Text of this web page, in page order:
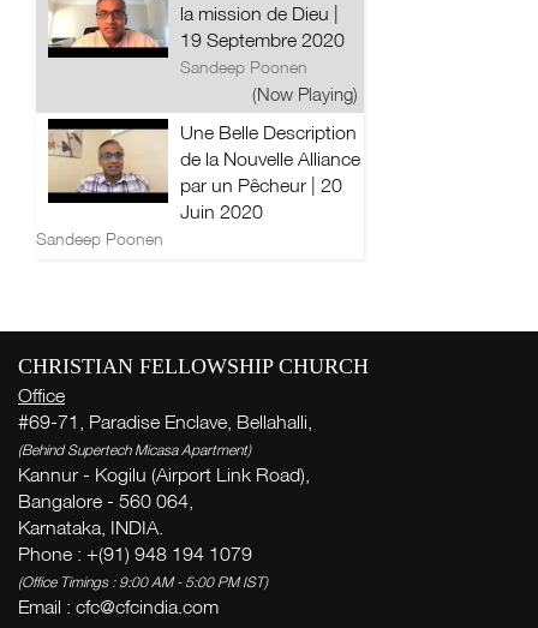
la mission de Dieu |
19 Septembre 2020
Sandeep Poonen
(Now Playing)
Une Belle Description
de la Nouvelle Alliance
par un Pêcheur | 20
Juin 2020
Sandeep Poonen
CHRISTIAN FELLOWSHIP CHURCH
Office
#69-71, Paradise Enclave, Bellahalli,
(Behind Supertech Micasa Apartment)
Kannur - Kogilu (Airport Link Road),
Bangalore - 560 064,
Karnataka, INDIA.
Phone : +(91) 948 194 1079
(Office Timings : 9:00 AM - 5:00 PM IST)
Email : cfc@cfcindia.com